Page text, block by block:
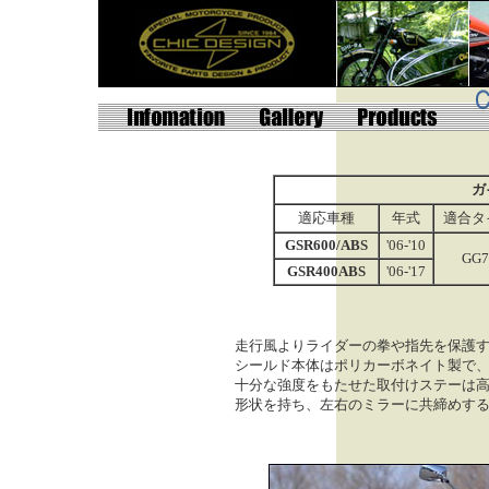
適応車種
年式
適合タ
GSR600/ABS
'06-'10
GSR400ABS
'06-'17
走行風よりライダーの拳や指先を保護
シールド本体はポリカーボネイト製で
十分な強度をもたせた取付けステーは
形状を持ち、左右のミラーに共締めす